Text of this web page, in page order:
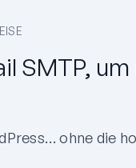
SMTP,
ohne die